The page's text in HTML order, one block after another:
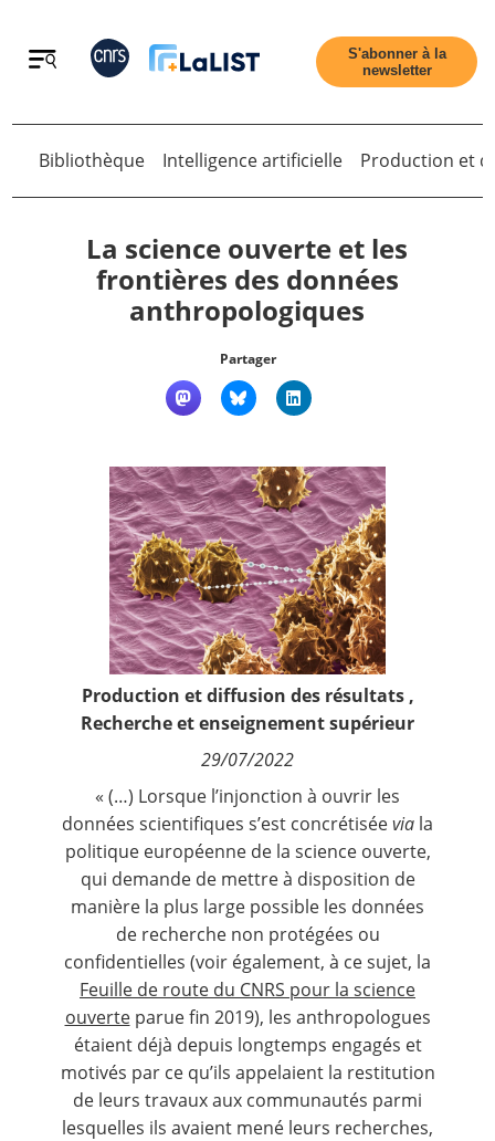
Retour
Nous suivre
S'abonner à la
newsletter
Retour
Bibliothèque Intelligence artificielle Production et
La science ouverte et les
frontières des données
anthropologiques
Partager
Production et diffusion des résultats,
Recherche et enseignement supérieur
29/07/2022
« (…) Lorsque l’injonction à ouvrir les
données scientifiques s’est concrétiséevia la
politique européenne de la science ouverte,
qui demande de mettre à disposition de
manière la plus large possible les données
de recherche non protégées ou
confidentielles (voir également, à ce sujet, la
Feuille de route du CNRS pour la science
ouverteparue fin 2019), les anthropologues
étaient déjà depuis longtemps engagés et
motivés par ce qu’ils appelaient la restitution
de leurs travaux aux communautés parmi
lesquelles ils avaient mené leurs recherches,